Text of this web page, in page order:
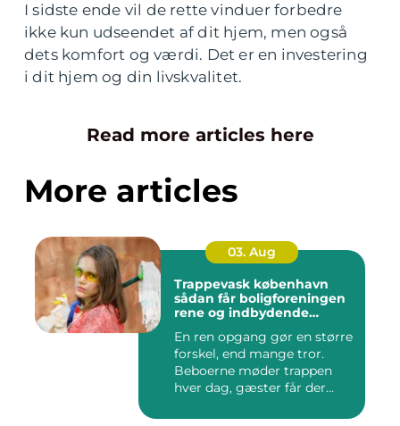
I sidste ende vil de rette vinduer forbedre
ikke kun udseendet af dit hjem, men også
dets komfort og værdi. Det er en investering
i dit hjem og din livskvalitet.
Read more articles here
More articles
03. Aug
Trappevask københavn
sådan får boligforeningen
rene og indbydende
En ren opgang gør en større
forskel, end mange tror.
Beboerne møder trappen
hver dag, gæster får der...